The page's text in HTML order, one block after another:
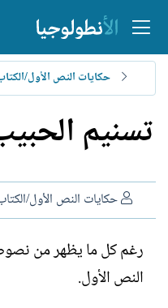
حكايات النص الأول/
تسنيم
ا
ل
ا
ت
حكايات النص الأول/
رغم كل ما يظهر من
النص الأول.